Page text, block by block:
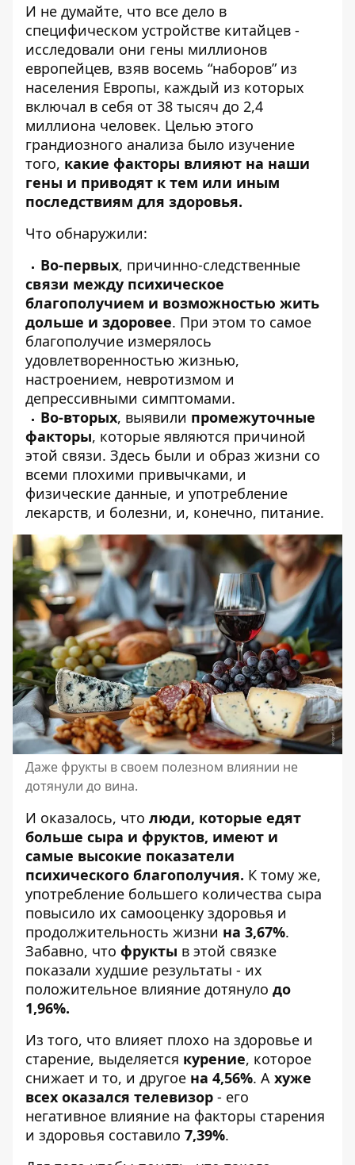
И не думайте, что все дело в
специфическом устройстве китайцев -
исследовали они гены миллионов
европейцев, взяв восемь “наборов” из
населения Европы, каждый из которых
включал в себя от 38 тысяч до 2,4
миллиона человек. Целью этого
грандиозного анализа было изучение
того, какие факторы влияют на наши
гены и приводят к тем или иным
последствиям для здоровья.
Что обнаружили:
Во-первых, причинно-следственные
связи между психическое
благополучием и возможностью жить
дольше и здоровее. При этом то самое
благополучие измерялось
удовлетворенностью жизнью,
настроением, невротизмом и
депрессивными симптомами.
Во-вторых, выявили промежуточные
факторы, которые являются причиной
этой связи. Здесь были и образ жизни со
всеми плохими привычками, и
физические данные, и употребление
лекарств, и болезни, и, конечно, питание.
Даже фрукты в своем полезном влиянии не
дотянули до вина.
И оказалось, что люди, которые едят
больше сыра и фруктов, имеют и
самые высокие показатели
психического благополучия. К тому же,
употребление большего количества сыра
повысило их самооценку здоровья и
продолжительность жизни на 3,67%.
Забавно, что фрукты в этой связке
показали худшие результаты - их
положительное влияние дотянуло до
1,96%.
Из того, что влияет плохо на здоровье и
старение, выделяется курение, которое
снижает и то, и другое на 4,56%. А хуже
всех оказался телевизор - его
негативное влияние на факторы старения
и здоровья составило 7,39%.